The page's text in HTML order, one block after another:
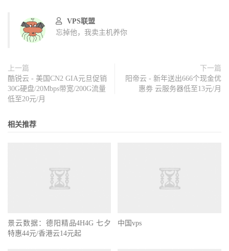
VPS联盟
忘掉他，我卖主机养你
上一篇
酷锐云 - 美国CN2 GIA元旦促销
30G硬盘/20Mbps带宽/200G流量
低至20元/月
下一篇
阳帝云 - 新年送出666个现金优
惠劵 云服务器低至13元/月
相关推荐
景云数据：德阳精品4H4G 七夕
特惠44元/香港云14元起
中国vps